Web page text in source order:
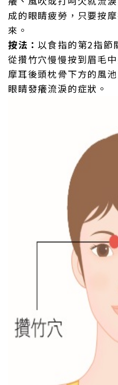
成的眼睛疲勞，只要按
來。
按法：以食指的第2指節
從攢竹穴慢慢按到眉毛
摩耳後頭枕骨下方的風
眼睛發癢流淚的症狀。